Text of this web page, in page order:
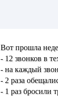
Вот прошла
- 12 звонков в
- на каждый
- 2 раза
- 1 раз бросили